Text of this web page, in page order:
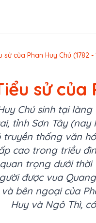
sử của Phan Huy Chú (1782 -
sử của
Chú sinh tại
tỉnh Sơn Tây
truyền thống văn
cao trong triều
trọng dưới thời
được vua
bên ngoại của
Huy và Ngô Thì,